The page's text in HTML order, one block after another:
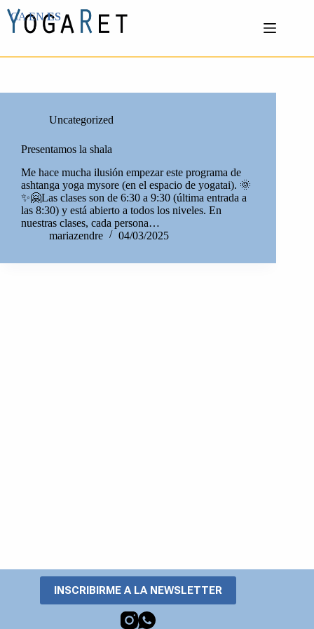
content
Uncategorized
Presentamos la shala
Me hace mucha ilusión empezar este programa de
ashtanga yoga mysore (en el espacio de yogatai). 🌞
✨🤗Las clases son de 6:30 a 9:30 (última entrada a
las 8:30) y está abierto a todos los niveles. En
nuestras clases, cada persona…
mariazendre
04/03/2025
INSCRIBIRME A LA NEWSLETTER
CA EN ES